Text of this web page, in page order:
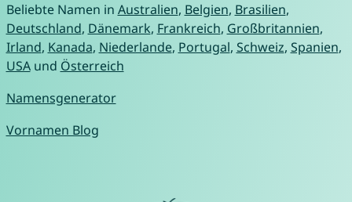
Beliebte Namen in Australien, Belgien, Brasilien,
Deutschland, Dänemark, Frankreich, Großbritannien,
Irland, Kanada, Niederlande, Portugal, Schweiz, Spanien,
USAund Österreich
Namensgenerator
Vornamen Blog